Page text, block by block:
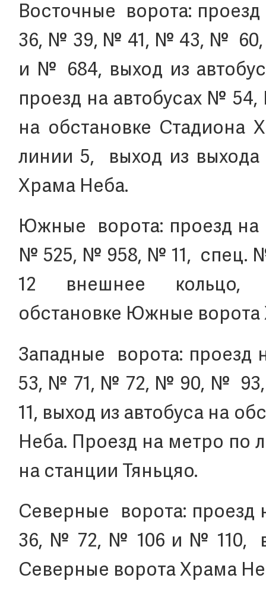
Восточные ворота:
36, № 39, № 41, № 43, №
и № 684, выход из
проезд на автобусах №
на обстановке Стадиона
линии 5, выход из
Храма Неба.
Южные ворота: проезд
№ 525, № 958, № 11, спец.
12 внешнее
обстановке Южные
Западные ворота:
53, № 71, № 72, № 90, №
11, выход из автобуса на
Неба. Проезд на метро по
на станции Тяньцяо.
Северные ворота:
36, № 72, № 106 и № 110,
Северные ворота Храма